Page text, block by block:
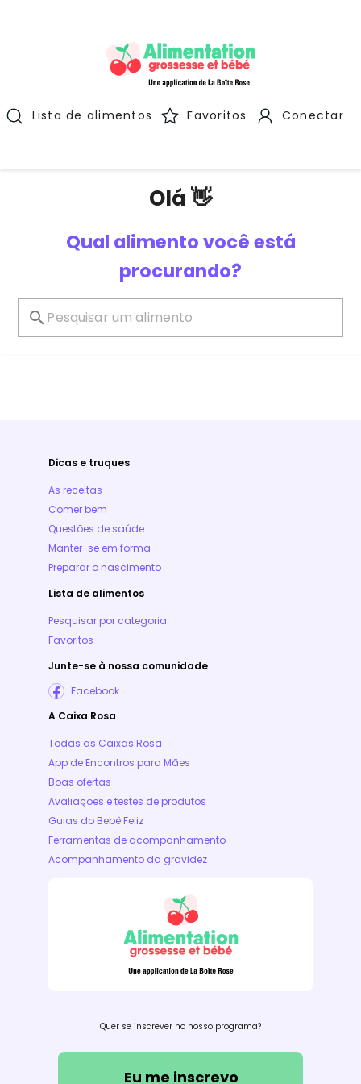
Lista de alimentos Favoritos Conectar
Olá 👋
Qual alimento você está
procurando?
Dicas e truques
As receitas
Comer bem
Questões de saúde
Manter-se em forma
Preparar o nascimento
Lista de alimentos
Pesquisar por categoria
Favoritos
Junte-se à nossa comunidade
Facebook
A Caixa Rosa
Todas as Caixas Rosa
App de Encontros para Mães
Boas ofertas
Avaliações e testes de produtos
Guias do Bebê Feliz
Ferramentas de acompanhamento
Acompanhamento da gravidez
Quer se inscrever no nosso programa?
Eu me inscrevo